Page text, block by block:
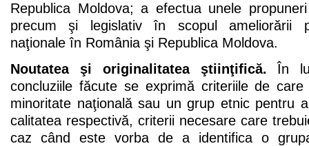
Republica Moldova; a efectua unele
precum şi legislativ în scopul ameliorării
naţionale în România şi Republica Moldova.
Noutatea şi originalitatea ştiinţifică. În
concluziile făcute se exprimă criteriile de
minoritate naţională sau un grup etnic pentru
calitatea respectivă, criterii necesare care
caz când este vorba de a identifica o